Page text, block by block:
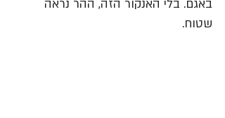
באגם. בלי האנקור הזה, ההר נראה
שטוח.